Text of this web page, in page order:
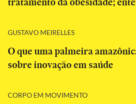
GUSTAVO MEIRELLES
O que uma palmeira
sobre inovação em saúde
CORPO EM MOVIMENTO